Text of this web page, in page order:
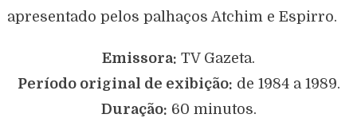
apresentado pelos palhaços Atchim e Espirro.
Emissora: TV Gazeta.
Período original de exibição: de 1984 a 1989.
Duração: 60 minutos.